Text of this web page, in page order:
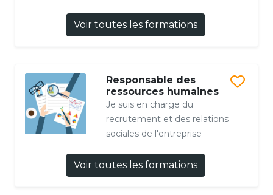
Voir toutes les formations
Responsable des
ressources humaines
Je suis en charge du
recrutement et des relations
sociales de l'entreprise
Voir toutes les formations